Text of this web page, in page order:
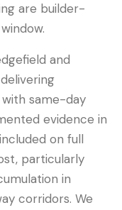
are builder-
and
same-day
evidence in
on full
particularly
in
corridors. We